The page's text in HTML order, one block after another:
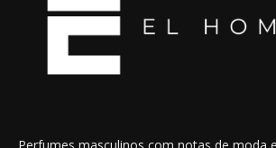
Perfumes masculinos com notas de moda